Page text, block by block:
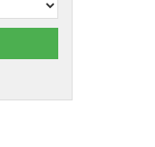
de vagas